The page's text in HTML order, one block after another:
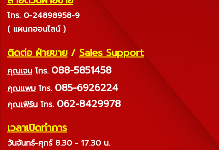
โทร. 0-24898958-9
( แผนกออนไลน์ )
ติดต่อ ฝ่ายขาย / Sales Support
คุณเจน โทร. 088-5851458
คุณแพม โทร. 085-6926224
คุณเฟิร์น โทร. 062-8429978
เวลาเปิดทำการ
วันจันทร์-ศุกร์ 8.30 - 17.30 น.